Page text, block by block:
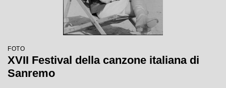
FOTO
XVII Festival della canzone italiana di
Sanremo